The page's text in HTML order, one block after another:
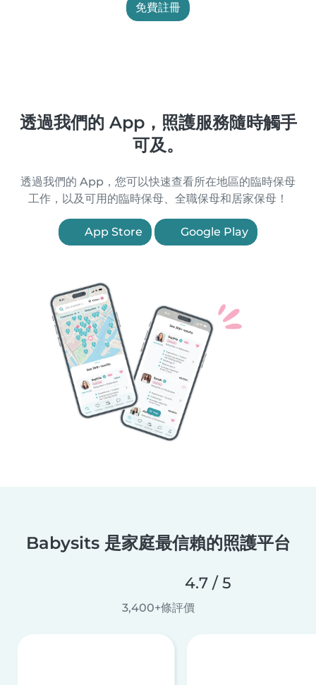
免費註冊
透過我們的 App，照護服務隨時觸手
可及。
透過我們的 App，您可以快速查看所在地區的臨時保母
工作，以及可用的臨時保母、全職保母和居家保母！
App Store Google Play
Babysits 是家庭最信賴的照護平台
4.7 / 5
3,400+條評價